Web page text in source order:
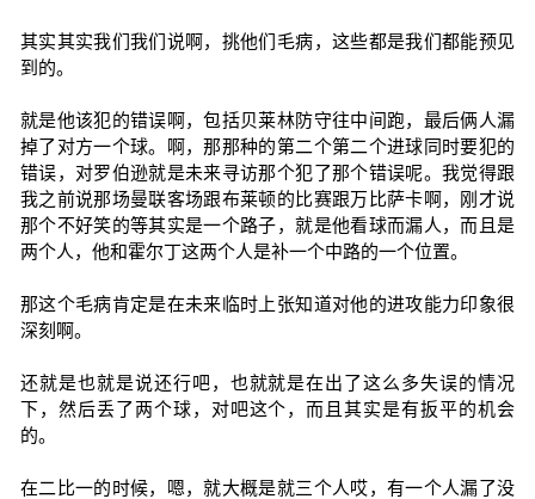
其实其实我们我们说啊，挑他们毛病，这些都是我们都能预见
到的。
就是他该犯的错误啊，包括贝莱林防守往中间跑，最后俩人漏
掉了对方一个球。啊，那那种的第二个第二个进球同时要犯的
错误，对罗伯逊就是未来寻访那个犯了那个错误呢。我觉得跟
我之前说那场曼联客场跟布莱顿的比赛跟万比萨卡啊，刚才说
那个不好笑的等其实是一个路子，就是他看球而漏人，而且是
两个人，他和霍尔丁这两个人是补一个中路的一个位置。
那这个毛病肯定是在未来临时上张知道对他的进攻能力印象很
深刻啊。
还就是也就是说还行吧，也就就是在出了这么多失误的情况
下，然后丢了两个球，对吧这个，而且其实是有扳平的机会
的。
在二比一的时候，嗯，就大概是就三个人哎，有一个人漏了没